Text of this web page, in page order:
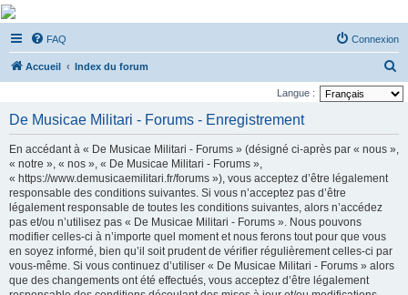
De Musicae Militari -
Forums
Forums de discussions
FAQ Connexion
Accueil Index du forum
e
e
Langue :
De Musicae Militari - Forums - Enregistrement
En accédant à « De Musicae Militari - Forums » (désigné ci-après par « nous »,
« notre », « nos », « De Musicae Militari - Forums »,
« https://www.demusicaemilitari.fr/forums »), vous acceptez d’être légalement
responsable des conditions suivantes. Si vous n’acceptez pas d’être
légalement responsable de toutes les conditions suivantes, alors n’accédez
pas et/ou n’utilisez pas « De Musicae Militari - Forums ». Nous pouvons
modifier celles-ci à n’importe quel moment et nous ferons tout pour que vous
en soyez informé, bien qu’il soit prudent de vérifier régulièrement celles-ci par
vous-même. Si vous continuez d’utiliser « De Musicae Militari - Forums » alors
que des changements ont été effectués, vous acceptez d’être légalement